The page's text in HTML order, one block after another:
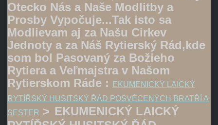
Otecko Nás a Naše Modlitby a
Prosby Vypočuje...Tak isto sa
Modlievam aj za Našu Cirkev
Jednoty a za Náš Rytierský Rád,kde
som bol Pasovaný za Božieho
Rytiera a Veľmajstra v Našom
Rytierskom Ráde :
EKUMENICKÝ LAICKÝ
RYTÍŘSKÝ HUSITSKÝ ŘÁD POSVĚCENÝCH BRATŘÍ A
SESTER > EKUMENICKÝ LAICKÝ